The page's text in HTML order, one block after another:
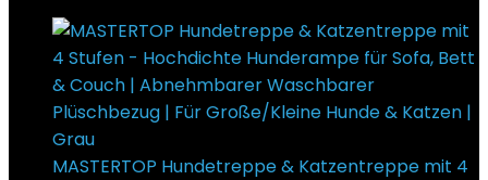
MASTERTOP Hundetreppe & Katzentreppe mit 4